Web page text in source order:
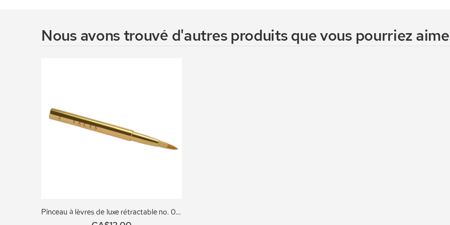
Nous avons trouvé d'autres produits que vous pourriez
Pinceau à lèvres de luxe rétractable no. 013